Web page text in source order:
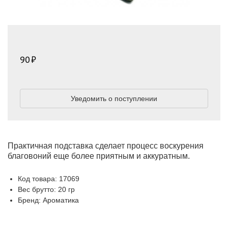
Практичная подставка сделает процесс воскурения
благовоний еще более приятным и аккуратным.
Код товара: 17069
Вес брутто: 20 гр
Бренд: Ароматика
90
Уведомить о поступлении